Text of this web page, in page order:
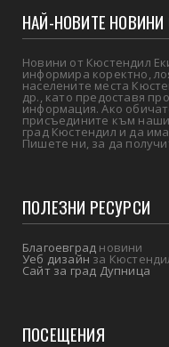
НАЙ-НОВИТЕ
Новини от Кюстендил
информира коректно,
населените места
др., като предоставя
информация. Ако
присъедините към
град Кюстендил и да
Пишете ни, за да
ПОЛЕЗНИ РЕСУРСИ
Благоевград новини
Уеб дизайнза
Сайт за град Дупница
ПОСЕЩЕНИЯ